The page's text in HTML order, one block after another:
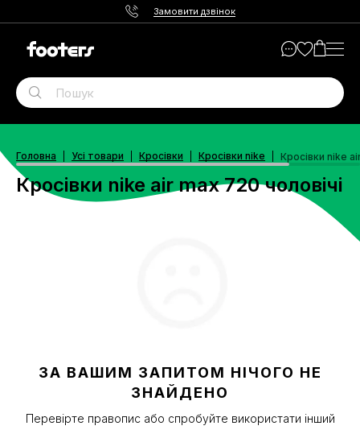
Замовити дзвінок
Головна Усі товари Кросівки Кросівки nike Кросівки nike
Кросівки nike air max 720 чоловічі
ЗА ВАШИМ ЗАПИТОМ НІЧОГО НЕ
ЗНАЙДЕНО
Перевірте правопис або спробуйте використати інший